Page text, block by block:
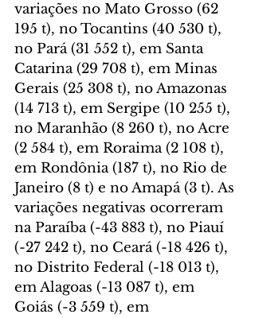
variações no Mato Grosso (62
195 t), no Tocantins (40 530 t),
no Pará (31 552 t), em Santa
Catarina (29 708 t), em Minas
Gerais (25 308 t), no Amazonas
(14 713 t), em Sergipe (10 255 t),
no Maranhão (8 260 t), no Acre
(2 584 t), em Roraima (2 108 t),
em Rondônia (187 t), no Rio de
Janeiro (8 t) e no Amapá (3 t). As
variações negativas ocorreram
na Paraíba (-43 883 t), no Piauí
(-27 242 t), no Ceará (-18 426 t),
no Distrito Federal (-18 013 t),
em Alagoas (-13 087 t), em
Goiás (-3 559 t), em